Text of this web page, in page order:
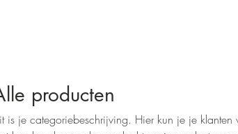
producten
is je categoriebeschrijving. Hier kun je je